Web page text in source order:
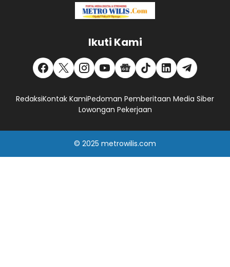
Ikuti Kami
RedaksiKontak KamiPedoman Pemberitaan Media Siber
Lowongan Pekerjaan
© 2025 metrowilis.com